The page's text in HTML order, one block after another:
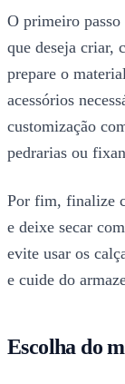
O primeiro
que deseja criar,
prepare o
acessórios
customização
pedrarias ou
Por fim, finalize
e deixe secar
evite usar os
e cuide do
Escolha do